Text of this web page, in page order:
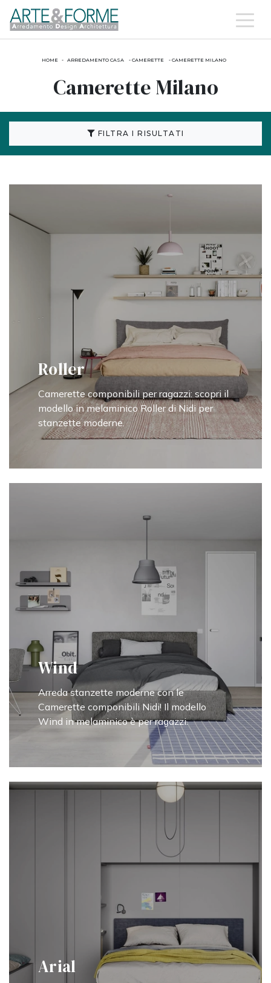
HOME - ARREDAMENTO CASA - CAMERETTE - CAMERETTE MILANO
Camerette Milano
FILTRA I RISULTATI
Roller
Camerette componibili per ragazzi: scopri il
modello in melaminico Roller di Nidi per
stanzette moderne.
Wind
Arreda stanzette moderne con le
Camerette componibili Nidi! Il modello
Wind in melaminico è per ragazzi.
Arial